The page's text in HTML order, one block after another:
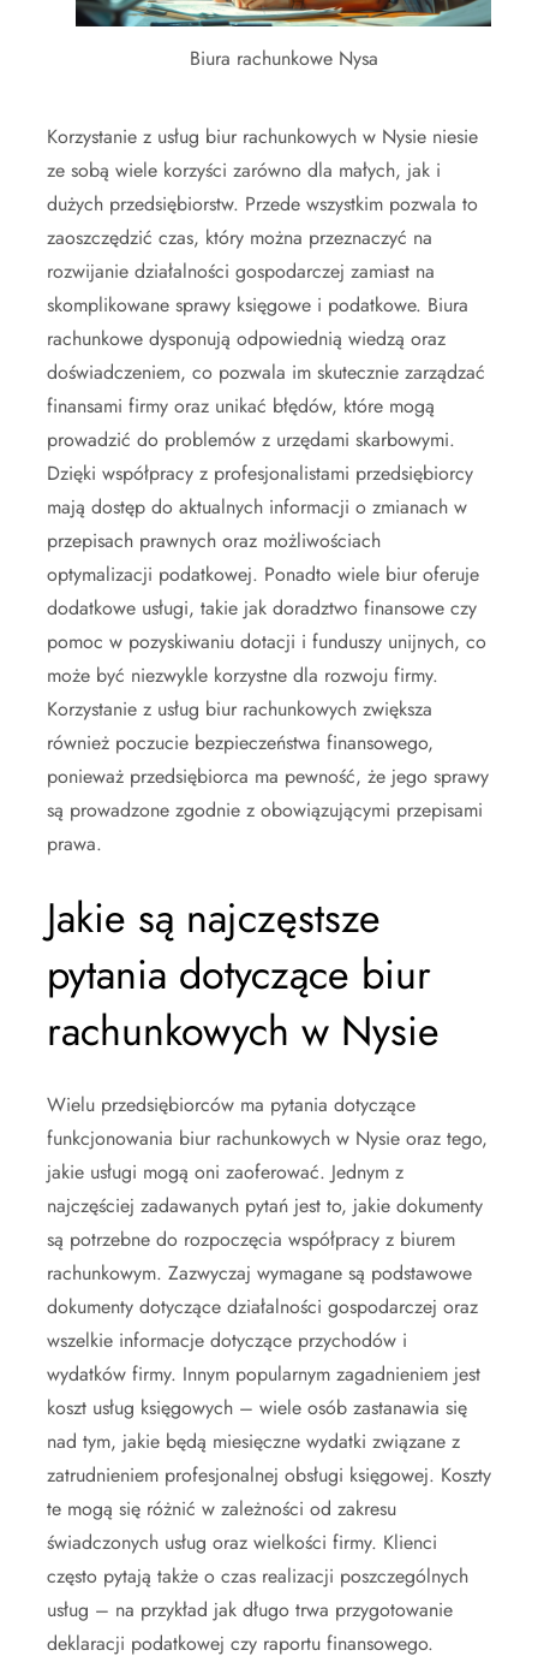
Biura rachunkowe Nysa
Korzystanie z usług biur rachunkowych w Nysie niesie
ze sobą wiele korzyści zarówno dla małych, jak i
dużych przedsiębiorstw. Przede wszystkim pozwala to
zaoszczędzić czas, który można przeznaczyć na
rozwijanie działalności gospodarczej zamiast na
skomplikowane sprawy księgowe i podatkowe. Biura
rachunkowe dysponują odpowiednią wiedzą oraz
doświadczeniem, co pozwala im skutecznie zarządzać
finansami firmy oraz unikać błędów, które mogą
prowadzić do problemów z urzędami skarbowymi.
Dzięki współpracy z profesjonalistami przedsiębiorcy
mają dostęp do aktualnych informacji o zmianach w
przepisach prawnych oraz możliwościach
optymalizacji podatkowej. Ponadto wiele biur oferuje
dodatkowe usługi, takie jak doradztwo finansowe czy
pomoc w pozyskiwaniu dotacji i funduszy unijnych, co
może być niezwykle korzystne dla rozwoju firmy.
Korzystanie z usług biur rachunkowych zwiększa
również poczucie bezpieczeństwa finansowego,
ponieważ przedsiębiorca ma pewność, że jego sprawy
są prowadzone zgodnie z obowiązującymi przepisami
prawa.
Jakie są najczęstsze
pytania dotyczące biur
rachunkowych w Nysie
Wielu przedsiębiorców ma pytania dotyczące
funkcjonowania biur rachunkowych w Nysie oraz tego,
jakie usługi mogą oni zaoferować. Jednym z
najczęściej zadawanych pytań jest to, jakie dokumenty
są potrzebne do rozpoczęcia współpracy z biurem
rachunkowym. Zazwyczaj wymagane są podstawowe
dokumenty dotyczące działalności gospodarczej oraz
wszelkie informacje dotyczące przychodów i
wydatków firmy. Innym popularnym zagadnieniem jest
koszt usług księgowych – wiele osób zastanawia się
nad tym, jakie będą miesięczne wydatki związane z
zatrudnieniem profesjonalnej obsługi księgowej. Koszty
te mogą się różnić w zależności od zakresu
świadczonych usług oraz wielkości firmy. Klienci
często pytają także o czas realizacji poszczególnych
usług – na przykład jak długo trwa przygotowanie
deklaracji podatkowej czy raportu finansowego.